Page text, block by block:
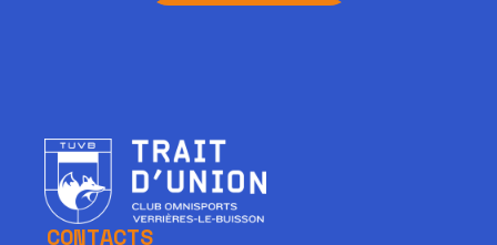
CONTACTS